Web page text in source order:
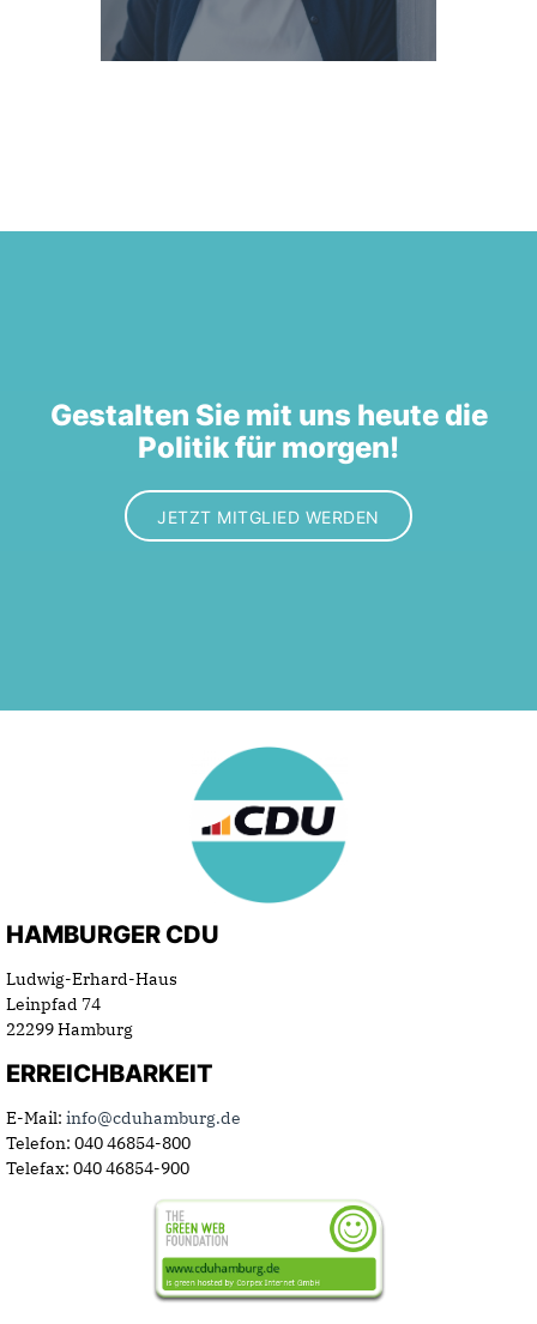
Gestalten Sie mit uns heute die
Politik für morgen!
JETZT MITGLIED WERDEN
HAMBURGER CDU
Ludwig-Erhard-Haus
Leinpfad 74
22299 Hamburg
ERREICHBARKEIT
E-Mail: info@cduhamburg.de
Telefon: 040 46854-800
Telefax: 040 46854-900